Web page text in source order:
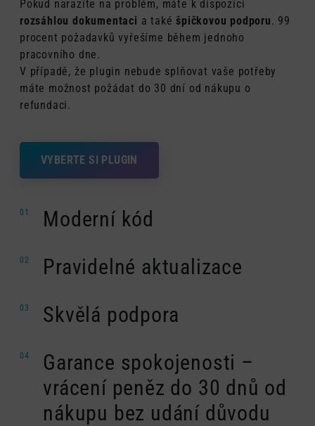
Pokud narazíte na problém, máte k dispozici
rozsáhlou dokumentaci a takéšpičkovou podporu. 99
procent požadavků vyřešíme během jednoho
pracovního dne.
V případě, že plugin nebude splňovat vaše potřeby
máte možnost požádat do 30 dní od nákupu o
refundaci.
VYBERTE SI PLUGIN
01 Moderní kód
02 Pravidelné aktualizace
03 Skvělá podpora
04
Garance spokojenosti –
vrácení peněz do 30 dnů od
nákupu bez udání důvodu